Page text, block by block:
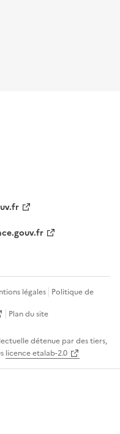
légales Politique de
Plan du site
détenue par des tiers,
licence etalab-2.0